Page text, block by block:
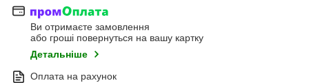
Ви отримаєте замовлення
або гроші повернуться на вашу картку
Детальніше
Оплата на рахунок